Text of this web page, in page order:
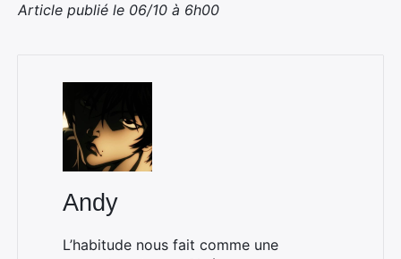
Article publié le 06/10 à 6h00
Andy
L’habitude nous fait comme une